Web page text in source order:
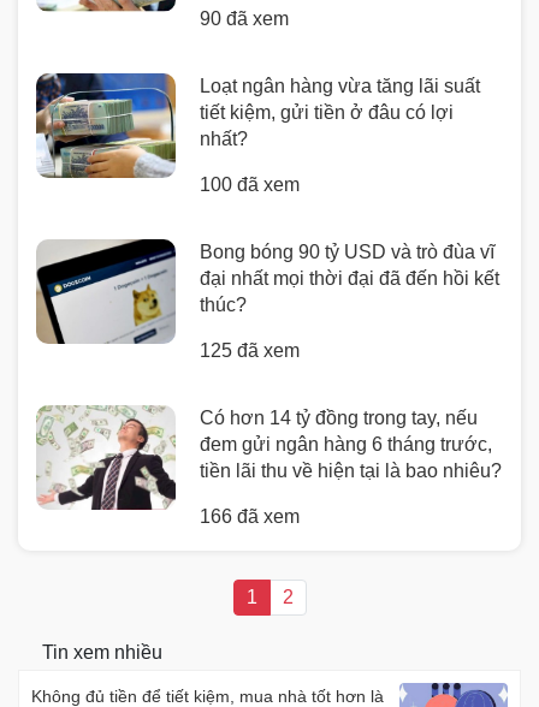
90 đã xem
Loạt ngân hàng vừa tăng lãi suất
tiết kiệm, gửi tiền ở đâu có lợi
nhất?
100 đã xem
Bong bóng 90 tỷ USD và trò đùa vĩ
đại nhất mọi thời đại đã đến hồi kết
thúc?
125 đã xem
Có hơn 14 tỷ đồng trong tay, nếu
đem gửi ngân hàng 6 tháng trước,
tiền lãi thu về hiện tại là bao nhiêu?
166 đã xem
1 2
Tin xem nhiều
Không đủ tiền để tiết kiệm, mua nhà tốt hơn là